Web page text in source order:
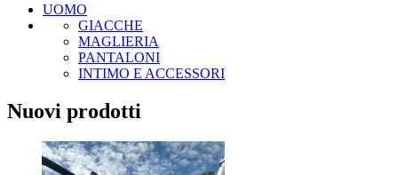
UOMO
GIACCHE
MAGLIERIA
PANTALONI
INTIMO E ACCESSORI
Nuovi prodotti